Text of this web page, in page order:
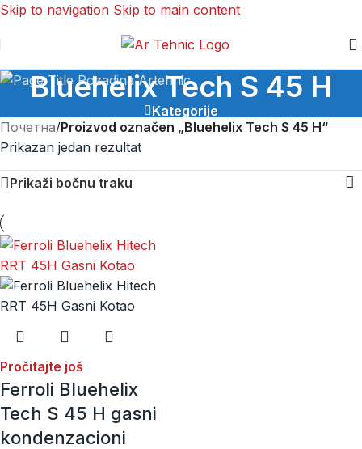
Skip to navigation Skip to main content
Bluehelix Tech S 45 H
Kategorije
Почетна/Proizvod označen „Bluehelix Tech S 45 H“
Prikazan jedan rezultat
Prikaži bočnu traku
Pročitajte još
Ferroli Bluehelix
Tech S 45 H gasni
kondenzacioni